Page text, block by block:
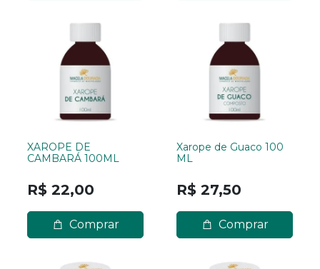
XAROPE DE
CAMBARÁ 100ML
R$ 22,00
Comprar
Xarope de Guaco 100
ML
R$ 27,50
Comprar